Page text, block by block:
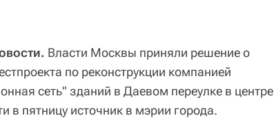
Власти Москвы приняли решение о
по реконструкции компанией
сеть" зданий в Даевом переулке в центре
пятницу источник в мэрии города.